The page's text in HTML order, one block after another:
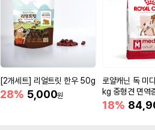
[2개세트] 리얼트릿 한우 50g
28% 5,000원
로얄캐닌 독 미
kg 중형견 면역
18%